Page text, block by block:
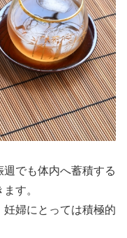
でも体内へ蓄積する
す。
妊婦にとっては積極的